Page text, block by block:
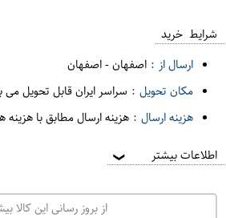
شرایط خرید
ارسال از : اصفهان-اصفهان
مکان تحویل : سراسر ایران قابل تحویل می
هزینه ارسال : هزینه ارسال مطابق با
اطلاعات بیشتر ❯
از بروز رسانی این